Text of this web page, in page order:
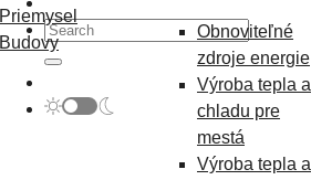
Priemysel
Budovy
Obnoviteľné
zdroje energie
Výroba tepla a
chladu pre
mestá
Výroba tepla a